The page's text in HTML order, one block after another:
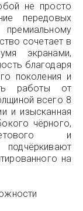
не просто
передовых
сочетает в
экранами,
благодаря
поколения и
работы от
всего 8
и изысканная
чёрного,
и
на